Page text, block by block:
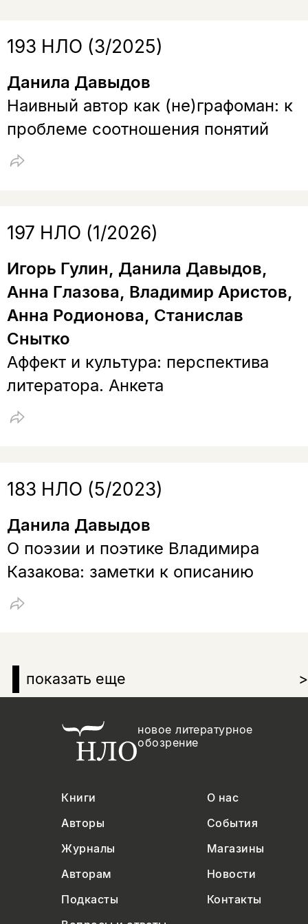
показать еще >
193 НЛО (3/2025)
Данила Давыдов
Наивный автор как (не)графоман: к
проблеме соотношения понятий
197 НЛО (1/2026)
Игорь Гулин, Данила Давыдов,
Анна Глазова, Владимир Аристов,
Анна Родионова, Станислав
Снытко
Аффект и культура: перспектива
литератора. Анкета
183 НЛО (5/2023)
Данила Давыдов
О поэзии и поэтике Владимира
Казакова: заметки к описанию
новое литературное
обозрение
Книги
О нас
Авторы
События
Журналы
Магазины
Авторам
Новости
Подкасты
Контакты